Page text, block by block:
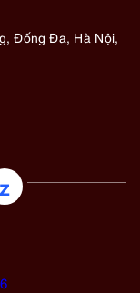
Đống Đa, Hà Nội,
z